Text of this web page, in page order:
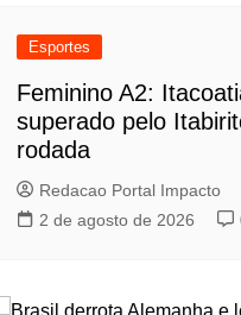
Esportes
Feminino A2:
superado pelo
rodada
Redacao Portal Impacto
2 de agosto de 2026